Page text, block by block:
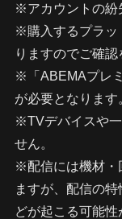
※アカウントの紛
※購入するプラッ
りますのでご確認
※「ABEMAプレ
が必要となります
※TVデバイスや
せん。
※配信には機材・
ますが、配信の
どが起こる可能